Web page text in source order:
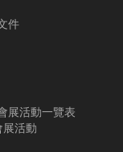
件
展活動一覽表
活動